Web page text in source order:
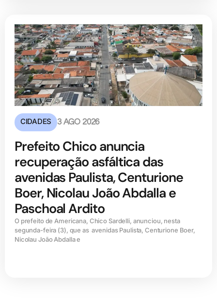
CIDADES 3 AGO 2026
Prefeito Chico anuncia
recuperação asfáltica das
avenidas Paulista, Centurione
Boer, Nicolau João Abdalla e
Paschoal Ardito
O prefeito de Americana, Chico Sardelli, anunciou, nesta
segunda-feira (3), que as avenidas Paulista, Centurione Boer,
Nicolau João Abdalla e